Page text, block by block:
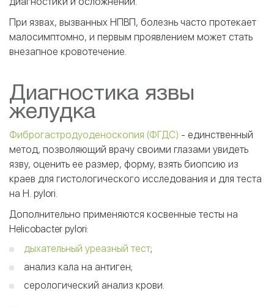
При язвах, вызванных НПВП, болезнь часто протекает
малосимптомно, и первым проявлением может стать
внезапное кровотечение.
Диагностика язвы
желудка
Фиброгастродуоденоскопия (ФГДС) - единственный
метод, позволяющий врачу своими глазами увидеть
язву, оценить ее размер, форму, взять биопсию из
краев для гистологического исследования и для теста
на H. pylori.
Дополнительно применяются косвенные тесты на
Helicobacter pylori:
дыхательный уреазный тест;
анализ кала на антиген;
серологический анализ крови.